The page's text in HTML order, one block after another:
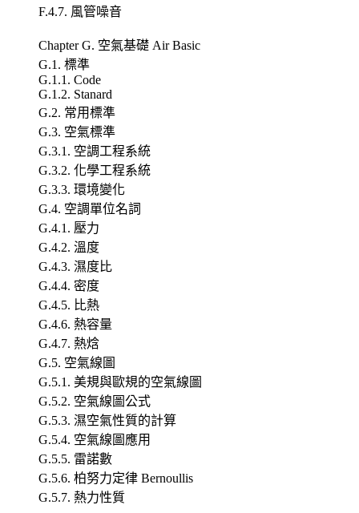
F.4.7. 風管噪音
Chapter G. 空氣基礎 Air Basic
G.1. 標準
G.1.1. Code
G.1.2. Stanard
G.2. 常用標準
G.3. 空氣標準
G.3.1. 空調工程系統
G.3.2. 化學工程系統
G.3.3. 環境變化
G.4. 空調單位名詞
G.4.1. 壓力
G.4.2. 溫度
G.4.3. 濕度比
G.4.4. 密度
G.4.5. 比熱
G.4.6. 熱容量
G.4.7. 熱焓
G.5. 空氣線圖
G.5.1. 美規與歐規的空氣線圖
G.5.2. 空氣線圖公式
G.5.3. 濕空氣性質的計算
G.5.4. 空氣線圖應用
G.5.5. 雷諾數
G.5.6. 柏努力定律 Bernoullis
G.5.7. 熱力性質